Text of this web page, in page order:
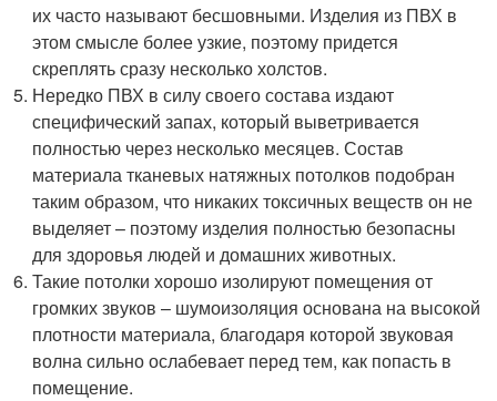
их часто называют бесшовными. Изделия из ПВХ в
этом смысле более узкие, поэтому придется
скреплять сразу несколько холстов.
Нередко ПВХ в силу своего состава издают
специфический запах, который выветривается
полностью через несколько месяцев. Состав
материала тканевых натяжных потолков подобран
таким образом, что никаких токсичных веществ он не
выделяет – поэтому изделия полностью безопасны
для здоровья людей и домашних животных.
Такие потолки хорошо изолируют помещения от
громких звуков – шумоизоляция основана на высокой
плотности материала, благодаря которой звуковая
волна сильно ослабевает перед тем, как попасть в
помещение.